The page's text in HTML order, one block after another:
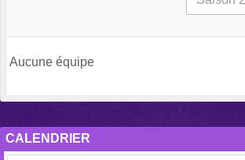
Aucune équipe
CALENDRIER